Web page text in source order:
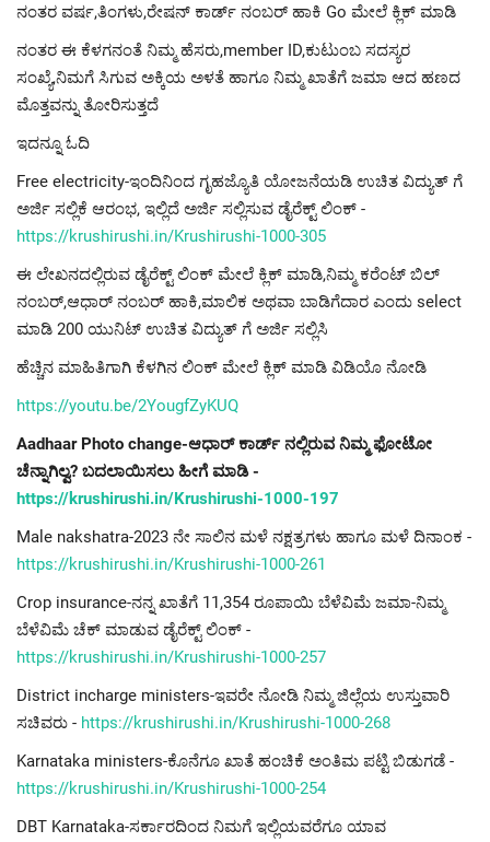
ನಂತರ ವರ್ಷ,ತಿಂಗಳು,ರೇಷನ್ ಕಾರ್ಡ್ ನಂಬರ್ ಹಾಕಿ Go ಮೇಲೆ ಕ್ಲಿಕ್ ಮಾಡಿ
ನಂತರ ಈ ಕೆಳಗನಂತೆ ನಿಮ್ಮ ಹೆಸರು,member ID,ಕುಟುಂಬ ಸದಸ್ಯರ
ಸಂಖ್ಯೆ,ನಿಮಗೆ ಸಿಗುವ ಅಕ್ಕಿಯ ಅಳತೆ ಹಾಗೂ ನಿಮ್ಮ ಖಾತೆಗೆ ಜಮಾ ಆದ ಹಣದ
ಮೊತ್ತವನ್ನು ತೋರಿಸುತ್ತದೆ
ಇದನ್ನೂ ಓದಿ
Free electricity-ಇಂದಿನಿಂದ ಗೃಹಜ್ಯೊತಿ ಯೋಜನೆಯಡಿ ಉಚಿತ ವಿದ್ಯುತ್ ಗೆ
ಅರ್ಜಿ ಸಲ್ಲಿಕೆ ಆರಂಭ, ಇಲ್ಲಿದೆ ಅರ್ಜಿ ಸಲ್ಲಿಸುವ ಡೈರೆಕ್ಟ್ ಲಿಂಕ್ -
https://krushirushi.in/Krushirushi-1000-305
ಈ ಲೇಖನದಲ್ಲಿರುವ ಡೈರೆಕ್ಟ್ ಲಿಂಕ್ ಮೇಲೆ ಕ್ಲಿಕ್ ಮಾಡಿ,ನಿಮ್ಮ ಕರೆಂಟ್ ಬಿಲ್
ನಂಬರ್,ಆಧಾರ್ ನಂಬರ್ ಹಾಕಿ,ಮಾಲಿಕ ಅಥವಾ ಬಾಡಿಗೆದಾರ ಎಂದು select
ಮಾಡಿ 200 ಯುನಿಟ್ ಉಚಿತ ವಿದ್ಯುತ್ ಗೆ ಅರ್ಜಿ ಸಲ್ಲಿಸಿ
ಹೆಚ್ಚಿನ ಮಾಹಿತಿಗಾಗಿ ಕೆಳಗಿನ ಲಿಂಕ್ ಮೇಲೆ ಕ್ಲಿಕ್ ಮಾಡಿ ವಿಡಿಯೊ ನೋಡಿ
https://youtu.be/2YougfZyKUQ
Aadhaar Photo change-ಆಧಾರ್ ಕಾರ್ಡ್ ನಲ್ಲಿರುವ ನಿಮ್ಮ ಫೋಟೋ
ಚೆನ್ನಾಗಿಲ್ವ? ಬದಲಾಯಿಸಲು ಹೀಗೆ ಮಾಡಿ -
https://krushirushi.in/Krushirushi-1000-197
Male nakshatra-2023 ನೇ ಸಾಲಿನ ಮಳೆ ನಕ್ಷತ್ರಗಳು ಹಾಗೂ ಮಳೆ ದಿನಾಂಕ -
https://krushirushi.in/Krushirushi-1000-261
Crop insurance-ನನ್ನ ಖಾತೆಗೆ 11,354 ರೂಪಾಯಿ ಬೆಳೆವಿಮೆ ಜಮಾ-ನಿಮ್ಮ
ಬೆಳೆವಿಮೆ ಚೆಕ್ ಮಾಡುವ ಡೈರೆಕ್ಟ್ ಲಿಂಕ್ -
https://krushirushi.in/Krushirushi-1000-257
District incharge ministers-ಇವರೇ ನೋಡಿ ನಿಮ್ಮ ಜಿಲ್ಲೆಯ ಉಸ್ತುವಾರಿ
ಸಚಿವರು - https://krushirushi.in/Krushirushi-1000-268
Karnataka ministers-ಕೊನೆಗೂ ಖಾತೆ ಹಂಚಿಕೆ ಅಂತಿಮ ಪಟ್ಟಿ ಬಿಡುಗಡೆ -
https://krushirushi.in/Krushirushi-1000-254
DBT Karnataka-ಸರ್ಕಾರದಿಂದ ನಿಮಗೆ ಇಲ್ಲಿಯವರೆಗೂ ಯಾವ